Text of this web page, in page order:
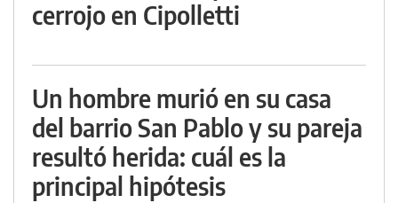
cerrojo en Cipolletti
Un hombre murió en su casa
del barrio San Pablo y su pareja
resultó herida: cuál es la
principal hipótesis